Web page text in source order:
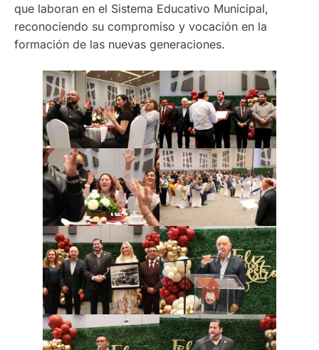
que laboran en el Sistema Educativo Municipal,
reconociendo su compromiso y vocación en la
formación de las nuevas generaciones.